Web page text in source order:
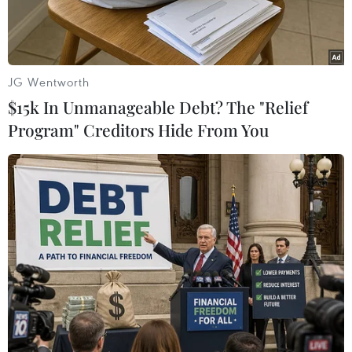
Hóa.
Bà Ninh Hồng Nga, Tổng Biên tập Báo Tin tức trao quà của
chương trình "Đồng hành cùng vùng khó" cho chị em phụ nữ
nghèo xã Điền Quang, huyện Bá Thước. (Ảnh: Hoa Mai/TTXVN)
Nối tiếp chuỗi hoạt động thuộc chương trình
JG Wentworth
$15k In Unmanageable Debt? The "Relief
Program" Creditors Hide From You